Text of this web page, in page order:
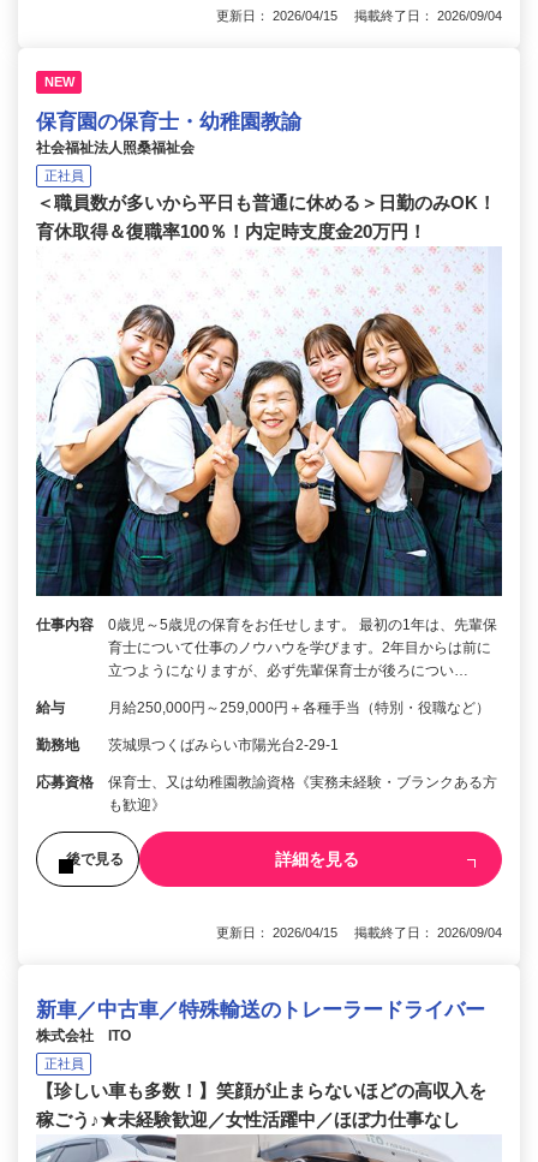
更新日： 2026/04/15 掲載終了日： 2026/09/04
NEW
保育園の保育士・幼稚園教諭
社会福祉法人照桑福祉会
正社員
＜職員数が多いから平日も普通に休める＞日勤のみOK！
育休取得＆復職率100％！内定時支度金20万円！
仕事内容
0歳児～5歳児の保育をお任せします。 最初の1年は、先輩保
育士について仕事のノウハウを学びます。2年目からは前に
立つようになりますが、必ず先輩保育士が後ろについ…
給与 月給250,000円～259,000円＋各種手当（特別・役職など）
勤務地 茨城県つくばみらい市陽光台2-29-1
応募資格
保育士、又は幼稚園教諭資格《実務未経験・ブランクある方
も歓迎》
後で見る 詳細を見る
更新日： 2026/04/15 掲載終了日： 2026/09/04
新車／中古車／特殊輸送のトレーラードライバー
株式会社 ITO
正社員
【珍しい車も多数！】笑顔が止まらないほどの高収入を
稼ごう♪★未経験歓迎／女性活躍中／ほぼ力仕事なし